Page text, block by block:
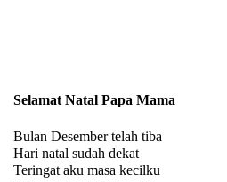
Selamat Natal Papa Mama
Bulan Desember telah tiba
Hari natal sudah dekat
Teringat aku masa kecilku